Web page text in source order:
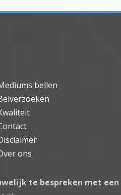
bellen
ons
te bespreken met een